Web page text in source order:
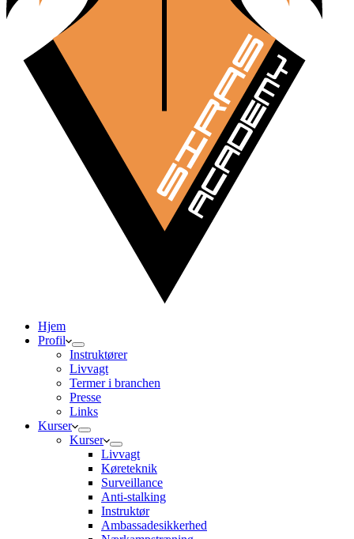
Hjem
Profil
Instruktører
Livvagt
Termer i branchen
Presse
Links
Kurser
Kurser
Livvagt
Køreteknik
Surveillance
Anti-stalking
Instruktør
Ambassadesikkerhed